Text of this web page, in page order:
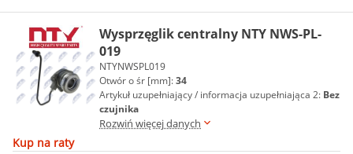
Wysprzęglik centralny NTY NWS-PL-
019
NTYNWSPL019
Otwór o śr [mm]:34
Artykuł uzupełniający / informacja uzupełniająca 2: Bez
czujnika
Rozwiń więcej danych
Kup na raty